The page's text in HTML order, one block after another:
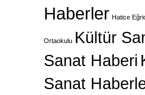
Haberler Hatice
Ortaokulu Kültür
Sanat Haberi
Sanat